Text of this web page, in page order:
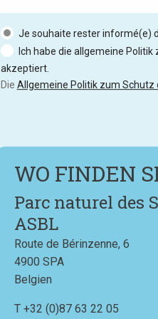
Je souhaite rester informé(e)
Ich habe die allgemeine
akzeptiert.
Die Allgemeine Politik zum
WO FINDEN
Parc naturel des
ASBL
Route de Bérinzenne, 6
4900 SPA
Belgien
T Téléphone
+32 (0)87 63 22 05